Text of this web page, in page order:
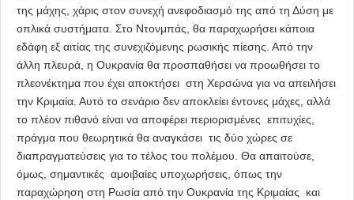
της μάχης, χάρις στον συνεχή ανεφοδιασμό της από τη Δύση με
οπλικά συστήματα. Στο Ντονμπάς, θα παραχωρήσει κάποια
εδάφη εξ αιτίας της συνεχιζόμενης ρωσικής πίεσης. Από την
άλλη πλευρά, η Ουκρανία θα προσπαθήσει να προωθήσει το
πλεονέκτημα που έχει αποκτήσει στη Χερσώνα για να απειλήσει
την Κριμαία. Αυτό το σενάριο δεν αποκλείει έντονες μάχες, αλλά
το πλέον πιθανό είναι να αποφέρει περιορισμένες επιτυχίες,
πράγμα που θεωρητικά θα αναγκάσει τις δύο χώρες σε
διαπραγματεύσεις για το τέλος του πολέμου. Θα απαιτούσε,
όμως, σημαντικές αμοιβαίες υποχωρήσεις, όπως την
παραχώρηση στη Ρωσία από την Ουκρανία της Κριμαίας και